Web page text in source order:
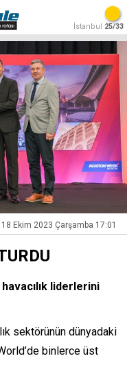
İstanbul 25/33
18 Ekim 2023 Çarşamba 17:01
liderlerini
sektörünün dünyadaki
binlerce üst